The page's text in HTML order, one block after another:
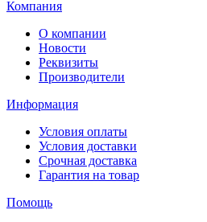
Компания
О компании
Новости
Реквизиты
Производители
Информация
Условия оплаты
Условия доставки
Срочная доставка
Гарантия на товар
Помощь